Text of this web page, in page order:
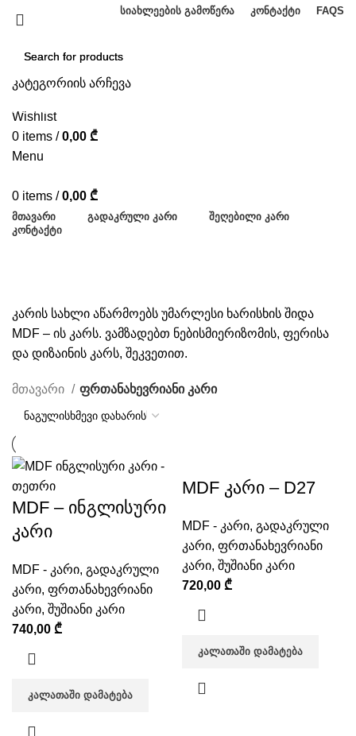
ᲡᲘᲐᲮᲚᲔᲔᲑᲘᲡ ᲒᲐᲛᲝᲬᲔᲠᲐ ᲙᲝᲜᲢᲐᲥᲢᲘ FAQS
SEARCH
Wishlist
0 items / 0,00 ₾
Menu
0 items / 0,00 ₾
ᲛᲗᲐᲕᲐᲠᲘ ᲒᲐᲓᲐᲙᲠᲣᲚᲘ ᲙᲐᲠᲘ
ᲨᲔᲦᲔᲑᲘᲚᲘ ᲙᲐᲠᲘ
ᲙᲝᲜᲢᲐᲥᲢᲘ
კარის სახლი აწარმოებს უმარლესი ხარისხის შიდა
MDF – ის კარს. ვამზადებთ ნებისმიერიზომის, ფერისა
და დიზაინის კარს, შეკვეთით.
მთავარი ფრთანახევრიანი კარი
MDF – ინგლისური
კარი
MDF - კარი, გადაკრული
კარი, ფრთანახევრიანი
კარი, შუშიანი კარი
740,00 ₾
ᲙᲐᲚᲐᲗᲐᲨᲘ ᲓᲐᲛᲐᲢᲔᲑᲐ
MDF კარი – D27
MDF - კარი, გადაკრული
კარი, ფრთანახევრიანი
კარი, შუშიანი კარი
720,00 ₾
ᲙᲐᲚᲐᲗᲐᲨᲘ ᲓᲐᲛᲐᲢᲔᲑᲐ
კატეგორიის არჩევა
SEARCH